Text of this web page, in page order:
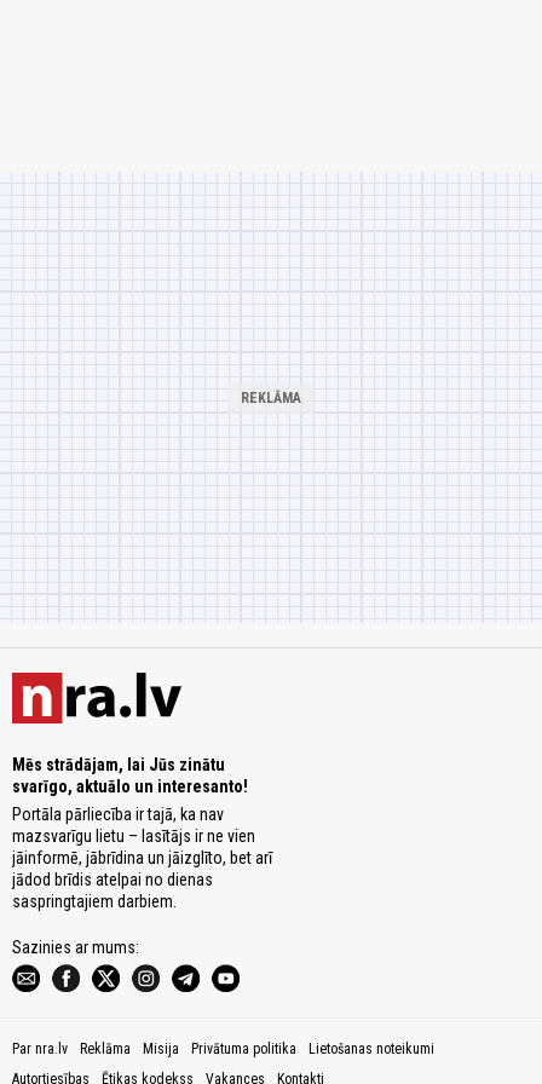
Mēs strādājam, lai Jūs zinātu
svarīgo, aktuālo un interesanto!
Portāla pārliecība ir tajā, ka nav
mazsvarīgu lietu – lasītājs ir ne vien
jāinformē, jābrīdina un jāizglīto, bet arī
jādod brīdis atelpai no dienas
saspringtajiem darbiem.
Sazinies ar mums:
Par nra.lv Reklāma Misija Privātuma politika
Lietošanas noteikumi
Autortiesības
Ētikas kodekss Vakances Kontakti